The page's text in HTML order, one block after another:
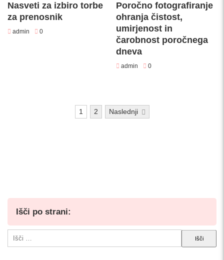
Nasveti za izbiro torbe
za prenosnik
admin 0
Poročno fotografiranje
ohranja čistost,
umirjenost in
čarobnost poročnega
dneva
admin 0
1 2 Naslednji
Išči po strani: